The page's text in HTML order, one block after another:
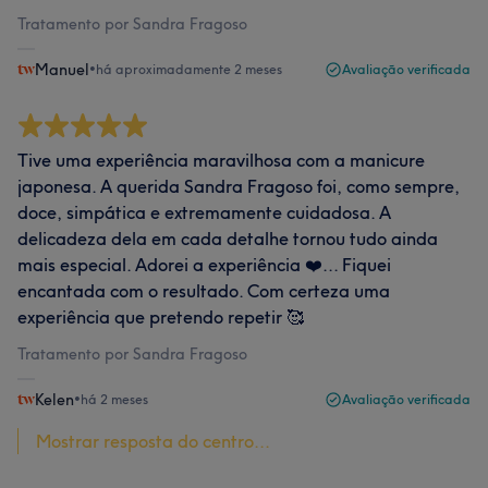
Tratamento por Sandra Fragoso
Manuel•há aproximadamente 2 meses Avaliação verificada
Tive uma experiência maravilhosa com a manicure
japonesa. A querida Sandra Fragoso foi, como sempre,
doce, simpática e extremamente cuidadosa. A
delicadeza dela em cada detalhe tornou tudo ainda
mais especial. Adorei a experiência ❤️... Fiquei
encantada com o resultado. Com certeza uma
experiência que pretendo repetir 🥰
Tratamento por Sandra Fragoso
Kelen•há 2 meses Avaliação verificada
Mostrar resposta do centro...